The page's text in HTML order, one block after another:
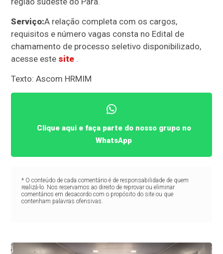
Serviço:A relação completa com os cargos,
requisitos e número vagas consta no Edital de
chamamento de processo seletivo disponibilizado,
acesse este site .
Texto: Ascom HRMIM
Clique aqui e faça parte do nosso grupo no
WhatsApp
* O conteúdo de cada comentário é de responsabilidade de quem
realizá-lo. Nos reservamos ao direito de reprovar ou eliminar
comentários em desacordo com o propósito do site ou que
contenham palavras ofensivas.